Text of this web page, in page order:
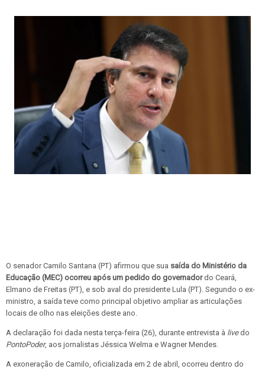
O senador Camilo Santana (PT) afirmou que sua saída do Ministério da
Educação (MEC) ocorreu após um pedido do governadordo Ceará,
Elmano de Freitas (PT), e sob aval do presidente Lula (PT). Segundo o ex-
ministro, a saída teve como principal objetivo ampliar as articulações
locais de olho nas eleições deste ano.
A declaração foi dada nesta terça-feira (26), durante entrevista à livedo
PontoPoder, aos jornalistas Jéssica Welma e Wagner Mendes.
A exoneração de Camilo, oficializada em 2 de abril, ocorreu dentro do